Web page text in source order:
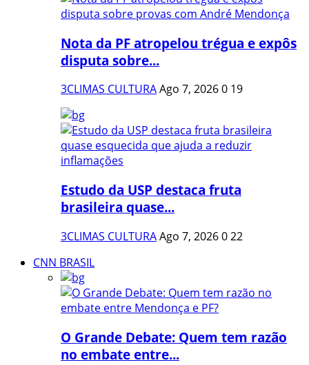
Nota da PF atropelou trégua e expôs
disputa sobre...
3CLIMAS CULTURAAgo 7, 20260 19
Estudo da USP destaca fruta
brasileira quase...
3CLIMAS CULTURAAgo 7, 2026022
CNN BRASIL
O Grande Debate: Quem tem razão
no embate entre...